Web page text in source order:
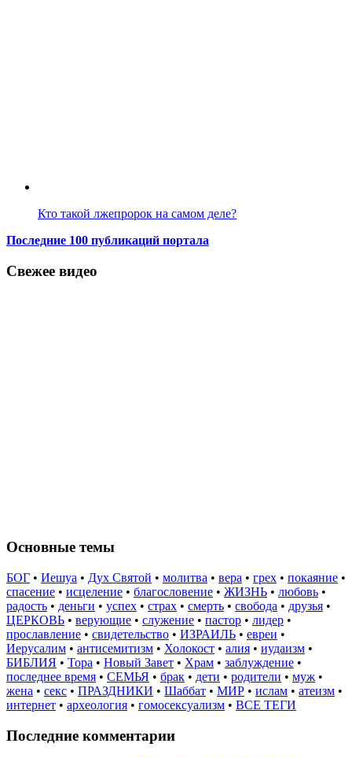
Кто такой лжепророк на самом деле?
Последние 100 публикаций портала
Свежее видео
Основные темы
БОГ • Иешуа • Дух Святой • молитва • вера • грех • покаяние •
спасение • исцеление • благословение • ЖИЗНЬ • любовь •
радость • деньги • успех • страх • смерть • свобода • друзья •
ЦЕРКОВЬ • верующие • служение • пастор • лидер •
прославление • свидетельство • ИЗРАИЛЬ • евреи •
Иерусалим • антисемитизм • Холокост • алия • иудаизм •
БИБЛИЯ • Тора • Новый Завет • Храм • заблуждение •
последнее время • СЕМЬЯ • брак • дети • родители • муж •
жена • секс • ПРАЗДНИКИ • Шаббат • МИР • ислам • атеизм •
интернет • археология • гомосексуализм • ВСЕ ТЕГИ
Последние комментарии